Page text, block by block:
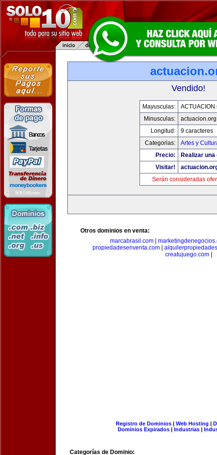
Vendido!
Mayusculas:
Minusculas:
actuacion.org
Longitud:
9 caracteres
Categorias:
Artes y
Precio:
Realizar
Visitar!
Serán consideradas
Otros dominios en venta:
marcabrasil.com
propiedadesenventa.com
creatujuego.com|
Registro de Dominios| Web Hosting |
Dominios Expirados | Industrias |
Categorías de Dominio: